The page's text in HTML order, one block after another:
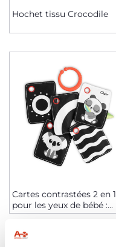
Hochet tissu Crocodile
Cartes contrastées 2 en 1
pour les yeux de bébé :
colorées & noir et blanc